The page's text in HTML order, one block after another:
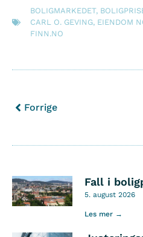
BOLIGMARKEDET,
CARL O. GEVING, EIENDOM
FINN.NO
Forrige
Fall i
5. august 2026
Les mer →